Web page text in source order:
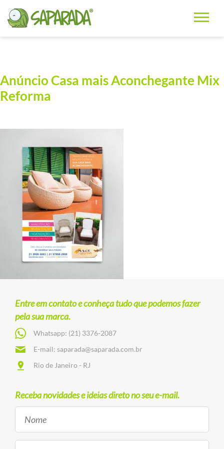
Anúncio Casa mais Aconchegante Mix
Reforma
Entre em contato e conheça tudo que podemos fazer
pela sua marca.
Whatsapp: (21) 3376-2087
E-mail: saparada@saparada.com.br
Rio de Janeiro - RJ
Receba novidades e ideias direto no seu e-mail.